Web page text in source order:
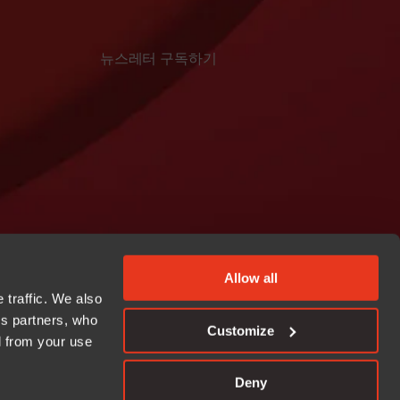
traffic. We also
partners, who
from your use
Allow all
Customize
Deny
뉴스레터 구독하기
github.com/iarsystems